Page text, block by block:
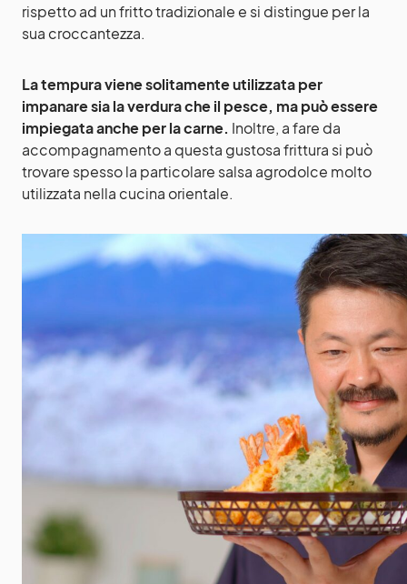
rispetto ad un fritto tradizionale e si distingue per la
sua croccantezza.
La tempura viene solitamente utilizzata per
impanare sia la verdura che il pesce, ma può essere
impiegata anche per la carne. Inoltre, a fare da
accompagnamento a questa gustosa frittura si può
trovare spesso la particolare salsa agrodolce molto
utilizzata nella cucina orientale.